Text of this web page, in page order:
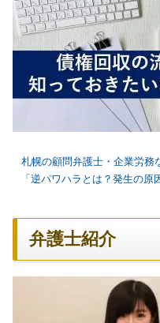
札幌の顧問弁護士・企業労務
「逆パワハラとは？発生の原
弁護士紹介